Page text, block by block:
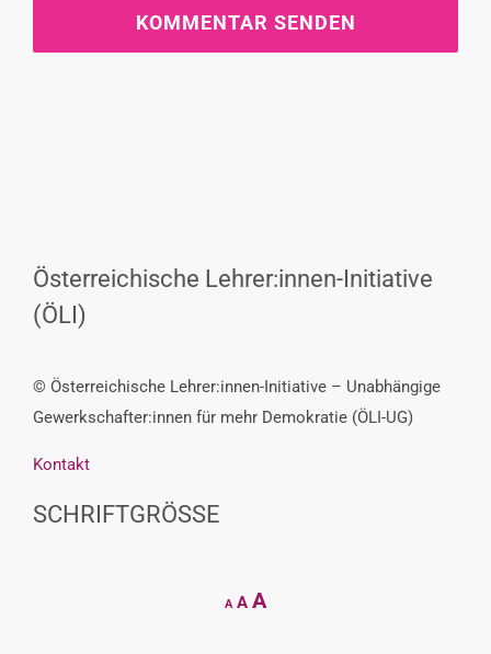
Österreichische Lehrer:innen-Initiative
(ÖLI)
© Österreichische Lehrer:innen-Initiative – Unabhängige
Gewerkschafter:innen für mehr Demokratie (ÖLI-UG)
Kontakt
SCHRIFTGRÖSSE
A
Decrease
font
A Reset
AIncrease